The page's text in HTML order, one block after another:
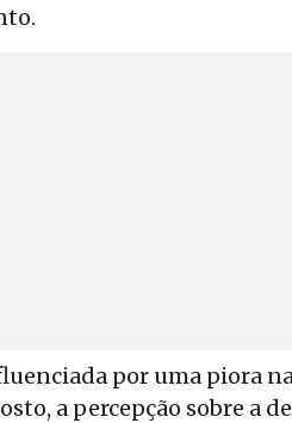
por uma piora
a percepção sobre a